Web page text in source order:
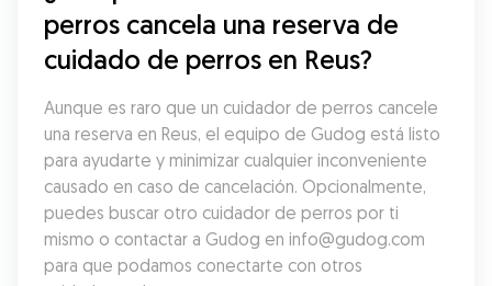
perros cancela una reserva de
cuidado de perros en Reus?
Aunque es raro que un cuidador de perros cancele
una reserva en Reus, el equipo de Gudog está listo
para ayudarte y minimizar cualquier inconveniente
causado en caso de cancelación. Opcionalmente,
puedes buscar otro cuidador de perros por ti
mismo o contactar a Gudog en info@gudog.com
para que podamos conectarte con otros